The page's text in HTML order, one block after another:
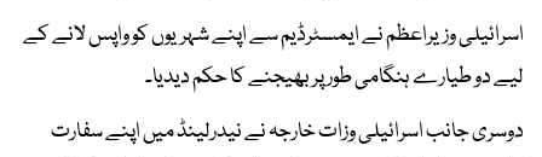
اسرائیلی وزیراعظم نے ایمسٹرڈیم سے اپنے شہریوں کو واپس لانے کے
لیے دو طیارے ہنگامی طور پر بھیجنے کا حکم دیدیا۔
دوسری جانب اسرائیلی وزات خارجہ نے نیدرلینڈ میں اپنے سفارت